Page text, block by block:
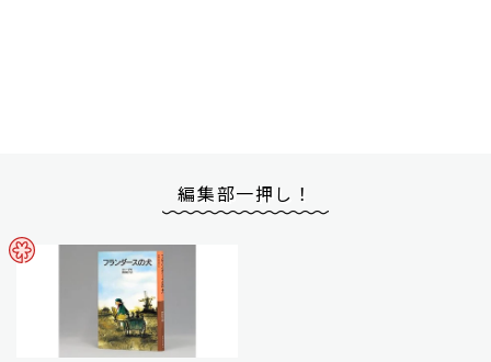
編集部一押し！